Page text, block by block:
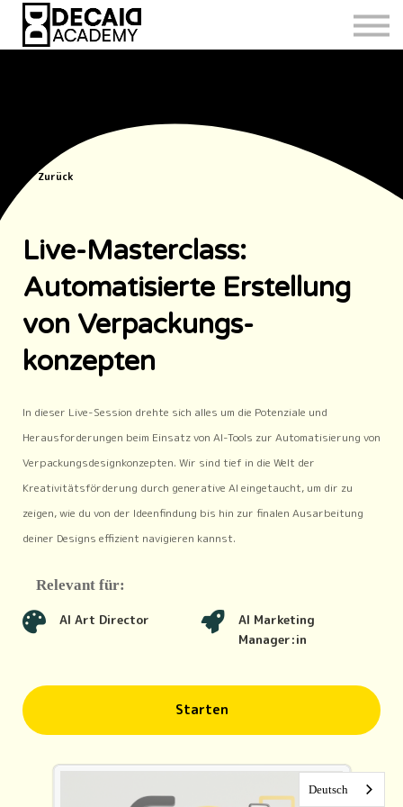
Zurück
Live-Masterclass:
Automatisierte Erstellung
von Verpackungs-
konzepten
In dieser Live-Session drehte sich alles um die Potenziale und
Herausforderungen beim Einsatz von AI-Tools zur Automatisierung von
Verpackungsdesignkonzepten. Wir sind tief in die Welt der
Kreativitätsförderung durch generative AI eingetaucht, um dir zu
zeigen, wie du von der Ideenfindung bis hin zur finalen Ausarbeitung
deiner Designs effizient navigieren kannst.
Relevant für:
AI Art Director
AI Marketing
Manager:in
Starten
Deutsch